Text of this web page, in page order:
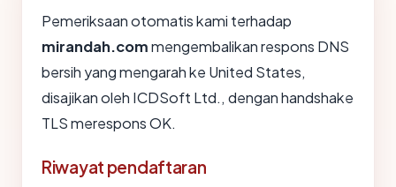
Pemeriksaan otomatis kami terhadap
mirandah.commengembalikan respons DNS
bersih yang mengarah ke United States,
disajikan oleh ICDSoft Ltd., dengan handshake
TLS merespons OK.
Riwayat pendaftaran